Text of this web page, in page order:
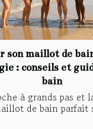
son maillot de
: conseils et
bain
à grands pas et
de bain parfait